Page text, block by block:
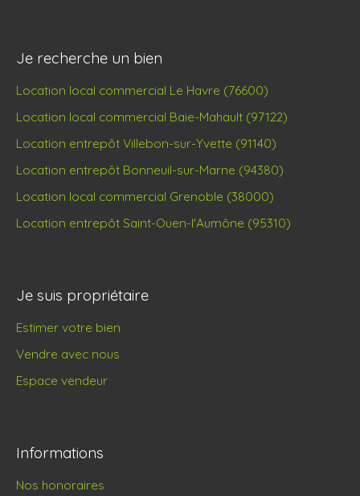
Je recherche un bien
Location local commercial Le Havre (76600)
Location local commercial Baie-Mahault (97122)
Location entrepôt Villebon-sur-Yvette (91140)
Location entrepôt Bonneuil-sur-Marne (94380)
Location local commercial Grenoble (38000)
Location entrepôt Saint-Ouen-l'Aumône (95310)
Je suis propriétaire
Estimer votre bien
Vendre avec nous
Espace vendeur
Informations
Nos honoraires